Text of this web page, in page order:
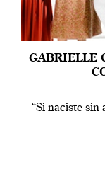
GABRIELLE
“Si naciste sin